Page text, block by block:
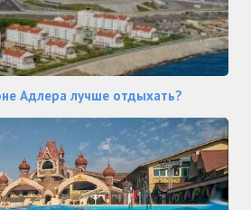
Адлера лучше отдыхать?